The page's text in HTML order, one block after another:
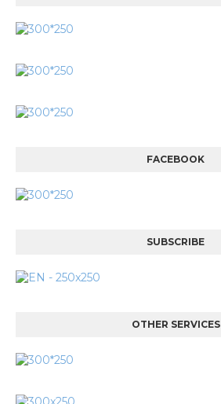
FACEBOOK
SUBSCRIBE
OTHER SERVICES